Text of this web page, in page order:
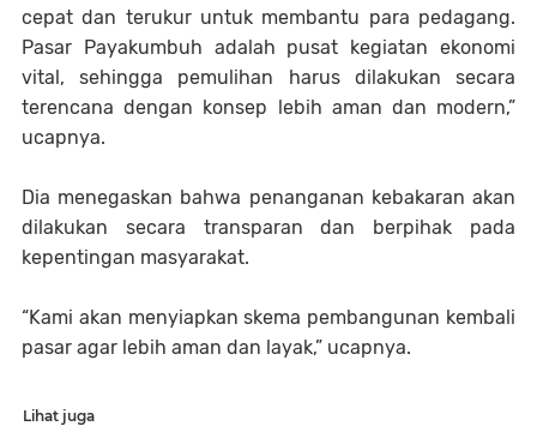
cepat dan terukur untuk membantu para pedagang.
Pasar Payakumbuh adalah pusat kegiatan ekonomi
vital, sehingga pemulihan harus dilakukan secara
terencana dengan konsep lebih aman dan modern,”
ucapnya.
Dia menegaskan bahwa penanganan kebakaran akan
dilakukan secara transparan dan berpihak pada
kepentingan masyarakat.
“Kami akan menyiapkan skema pembangunan kembali
pasar agar lebih aman dan layak,” ucapnya.
Lihat juga